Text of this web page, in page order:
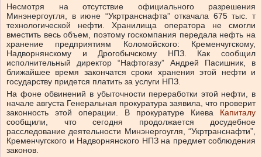
Несмотря на отсутствие официального разрешения
Минэнергоугля, в июне “Укртранснафта” откачала 675 тыс. т
технологической нефти. Хранилища оператора не смогли
вместить весь объем, поэтому госкомпания передала нефть на
хранение предприятиям Коломойского: Кременчугскому,
Надворнянскому и Дрогобычскому НПЗ. Как сообщил
исполнительный директор “Нафтогазу” Андрей Пасишник, в
ближайшее время закончатся сроки хранения этой нефти и
государству придется платить за услуги НПЗ.
На фоне обвинений в убыточности переработки этой нефти, в
начале августа Генеральная прокуратура заявила, что проверит
законность этой операции. В прокуратуре Киева Капиталу
сообщили, что сегодня продолжается досудебное
расследование деятельности Минэнергоугля, “Укртранснафти”,
Кременчугского и Надворнянского НПЗ на предмет соблюдения
законов.